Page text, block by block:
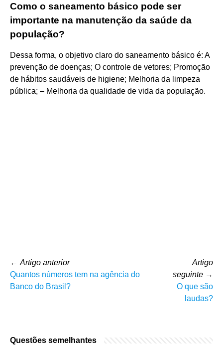
Como o saneamento básico pode ser
importante na manutenção da saúde da
população?
Dessa forma, o objetivo claro do saneamento básico é: A
prevenção de doenças; O controle de vetores; Promoção
de hábitos saudáveis de higiene; Melhoria da limpeza
pública; – Melhoria da qualidade de vida da população.
← Artigo anterior
Quantos números tem na agência do
Banco do Brasil?
Artigo
seguinte →
O que são
laudas?
Questões semelhantes